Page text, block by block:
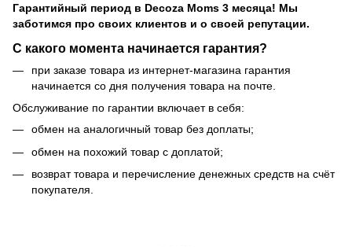
Гарантийный период в Decoza Moms 3 месяца! Мы
заботимся про своих клиентов и о своей репутации.
С какого момента начинается гарантия?
при заказе товара из интернет-магазина гарантия
начинается со дня получения товара на почте.
Обслуживание по гарантии включает в себя:
обмен на аналогичный товар без доплаты;
обмен на похожий товар с доплатой;
возврат товара и перечисление денежных средств на счёт
покупателя.